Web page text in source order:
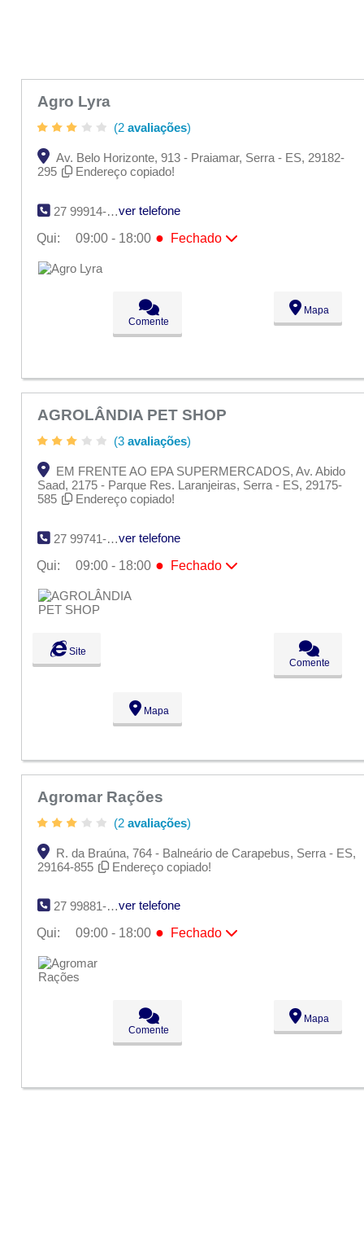
Agro Lyra
(2 avaliações)
Av. Belo Horizonte, 913 - Praiamar, Serra - ES, 29182-
295
Endereço copiado!
27 99914-6339
ver telefone
Qui:
09:00 - 18:00 ● Fechado
Seg:
Ter:
09:00 - 18:00
09:00 - 18:00
09:00 - 18:00
Fechado
Comente
Mapa
AGROLÂNDIA PET SHOP
(3 avaliações)
EM FRENTE AO EPA SUPERMERCADOS, Av. Abido
Saad, 2175 - Parque Res. Laranjeiras, Serra - ES, 29175-
585
Endereço copiado!
27 99741-6443
ver telefone
Qui:
09:00 - 18:00 ● Fechado
Seg:
09:00 - 18:00
Ter:
09:00 - 18:00
Qua:
Sex:
Sáb:
Fechado
Site
Comente
Mapa
Agromar Rações
(2 avaliações)
R. da Braúna, 764 - Balneário de Carapebus, Serra - ES,
29164-855
Endereço copiado!
27 99881-7018
ver telefone
Qui:
09:00 - 18:00 ● Fechado
Seg:
Ter:
Qua:
09:00 - 18:00
Fechado
Fechado
Comente
Mapa